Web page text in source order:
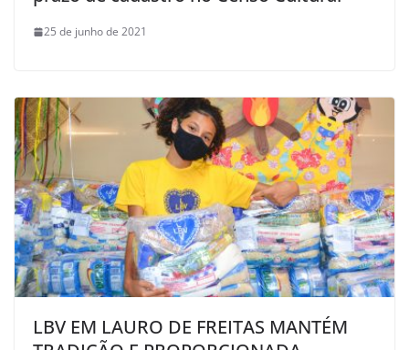
25 de junho de 2021
LBV EM LAURO DE FREITAS MANTÉM